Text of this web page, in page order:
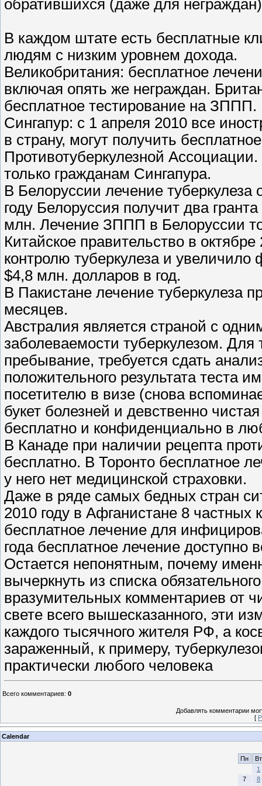
обратившихся (даже для
В каждом штате есть бесплатные
людям с низким уровнем дохода.
Великобритания: бесплатное
включая опять же неграждан.
бесплатное тестирование на ЗППП.
Сингапур: с 1 апреля 2010 все
в страну, могут получить
Противотуберкулезной
только гражданам Сингапура.
В Белоруссии лечение
году Белоруссия получит два
млн. Лечение ЗППП в Белоруссии
Китайское правительство в
контролю туберкулеза и
$4,8 млн. долларов в год.
В Пакистане лечение туберкулеза
месяцев.
Австралия является страной с
заболеваемости туберкулезом. Для
пребывание, требуется сдать
положительного результата теста
посетителю в визе (снова
букет болезней и девственно
бесплатно и конфиденциально в
В Канаде при наличии рецепта
бесплатно. В Торонто бесплатное
у него нет медицинской страховки.
Даже в ряде самых бедных стран
2010 году в Афганистане 8 частных
бесплатное лечение для
года бесплатное лечение
Остается непонятным, почему
вычеркнуть из списка
вразумительных комментариев от
свете всего вышесказанного, эти
каждого тысячного жителя РФ, а
зараженный, к примеру,
практически любого человека
Всего комментариев: 0
Добавлять комментарии
[
Calendar
Пн
Вт
1
7
8